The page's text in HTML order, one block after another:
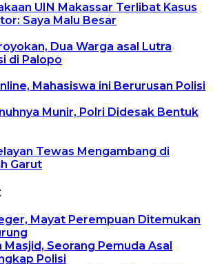
UIN Makassar Terlibat Kasus
Saya Malu Besar
Dua Warga asal Lutra
di Palopo
Mahasiswa ini Berurusan Polisi
Munir, Polri Didesak Bentuk
Tewas Mengambang di
Garut
Mayat Perempuan Ditemukan
Masjid, Seorang Pemuda Asal
Polisi